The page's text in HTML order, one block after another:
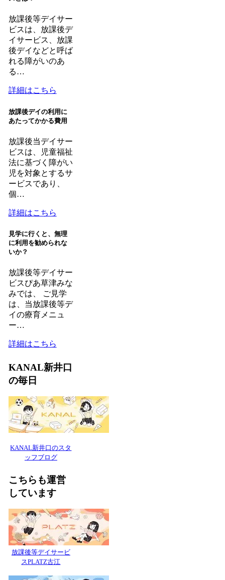
放課後等デイサー
ビスは、放課後デ
イサービス、放課
後デイなどと呼ば
れる障がいのあ
る…
詳細はこちら
放課後デイの利用に
あたってかかる費用
放課後当デイサー
ビスは、児童福祉
法に基づく障がい
児を対象とするサ
ービスであり、
個…
詳細はこちら
見学に行くと、無理
に利用を勧められな
いか？
放課後等デイサー
ビスぴあ草津みな
みでは、 ご見学
は、当放課後等デ
イの療育メニュ
ー…
詳細はこちら
KANAL新井口
の毎日
KANAL新井口のスタ
ッフブログ
こちらも運営
しています
放課後等デイサービ
スPLATZ古江